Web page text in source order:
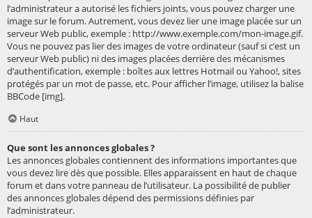
l’administrateur a autorisé les fichiers joints, vous pouvez charger une
image sur le forum. Autrement, vous devez lier une image placée sur un
serveur Web public, exemple : http://www.exemple.com/mon-image.gif.
Vous ne pouvez pas lier des images de votre ordinateur (sauf si c’est un
serveur Web public) ni des images placées derrière des mécanismes
d’authentification, exemple : boîtes aux lettres Hotmail ou Yahoo!, sites
protégés par un mot de passe, etc. Pour afficher l’image, utilisez la balise
BBCode [img].
Haut
Que sont les annonces globales ?
Les annonces globales contiennent des informations importantes que
vous devez lire dès que possible. Elles apparaissent en haut de chaque
forum et dans votre panneau de l’utilisateur. La possibilité de publier
des annonces globales dépend des permissions définies par
l’administrateur.